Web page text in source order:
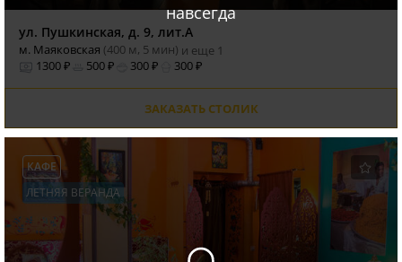
навсегда
ул. Пушкинская, д. 9, лит.А
м. Маяковская (400 м, 5 мин) и еще 1
1300 ₽
500 ₽ 300 ₽ 300 ₽
ЗАКАЗАТЬ СТОЛИК
КАФЕ
ЛЕТНЯЯ ВЕРАНДА